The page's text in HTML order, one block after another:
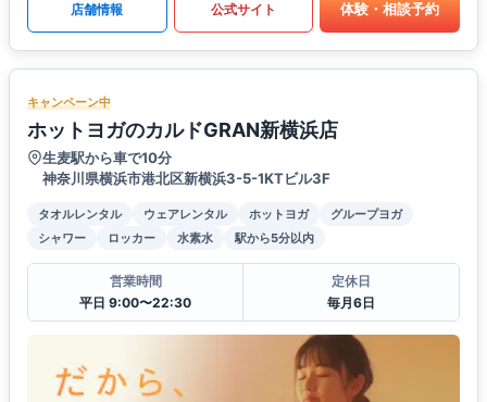
店舗情報 公式サイト 体験・相談予約
キャンペーン中
ホットヨガのカルドGRAN新横浜店
生麦駅から車で10分
神奈川県横浜市港北区新横浜3-5-1KTビル3F
タオルレンタル ウェアレンタル ホットヨガ
グループヨガ
シャワー
ロッカー 水素水 駅から5分以内
営業時間
平日 9:00〜22:30
定休日
毎月6日